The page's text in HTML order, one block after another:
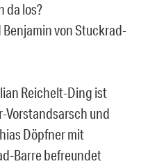
da los?
von Stuckrad-
Reichelt-Ding ist
Vorstandsarsch und
Döpfner mit
Barre befreundet